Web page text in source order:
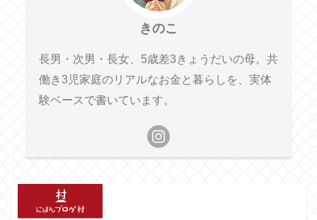
きのこ
長男・次男・長女、5歳差3きょうだいの母。共
働き3児家庭のリアルなお金と暮らしを、実体
験ベースで書いています。